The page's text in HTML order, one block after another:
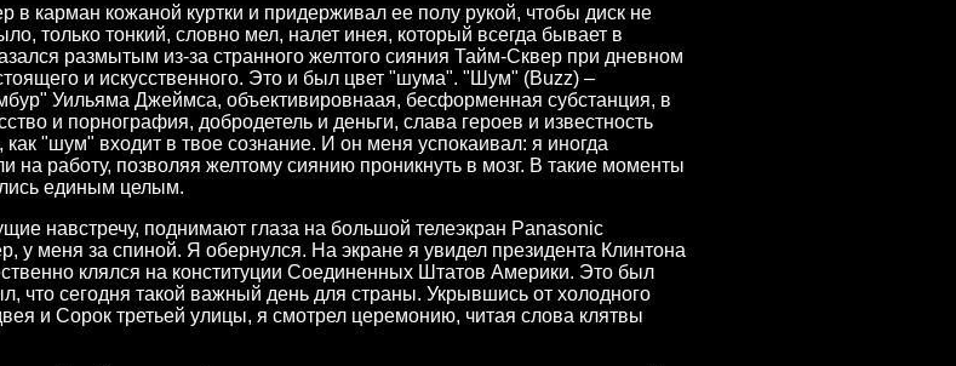
в карман кожаной куртки и придерживал ее полу рукой, чтобы диск не
только тонкий, словно мел, налет инея, который всегда бывает в
размытым из-за странного желтого сияния Тайм-Сквер при дневном
и искусственного. Это и был цвет "шума". "Шум" (Buzz) –
Уильяма Джеймса, объективировнаая, бесформенная субстанция, в
и порнография, добродетель и деньги, слава героев и известность
"шум" входит в твое сознание. И он меня успокаивал: я иногда
на работу, позволяя желтому сиянию проникнуть в мозг. В такие моменты
единым целым.
навстречу, поднимают глаза на большой телеэкран Panasonic
у меня за спиной. Я обернулся. На экране я увидел президента Клинтона
клялся на конституции Соединенных Штатов Америки. Это был
что сегодня такой важный день для страны. Укрывшись от холодного
и Сорок третьей улицы, я смотрел церемонию, читая слова клятвы